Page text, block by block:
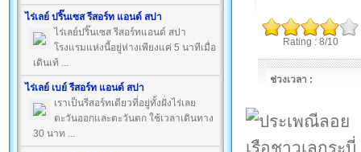
ไร่เลย์ ปริ๊นเซส รีสอร์ท แอนด์ สปา
ไร่เลย์ปริ๊นเซส รีสอร์ทแอนด์ สปา
โรงแรมแห่งนี้อยู่ห่างเพียงแค่ 5 นาทีเมื่อ
เดินเท้ ...
ไร่เลย์ เบย์ รีสอร์ท แอนด์ สปา
เราเป็นรีสอร์ทเดียวที่อยู่ทั้งฝั่งไร่เลย
ตะวันออกและตะวันตก ใช้เวลาเดินทาง
30 นาท ...
Rating : 8/10
ช่วงเวลา :